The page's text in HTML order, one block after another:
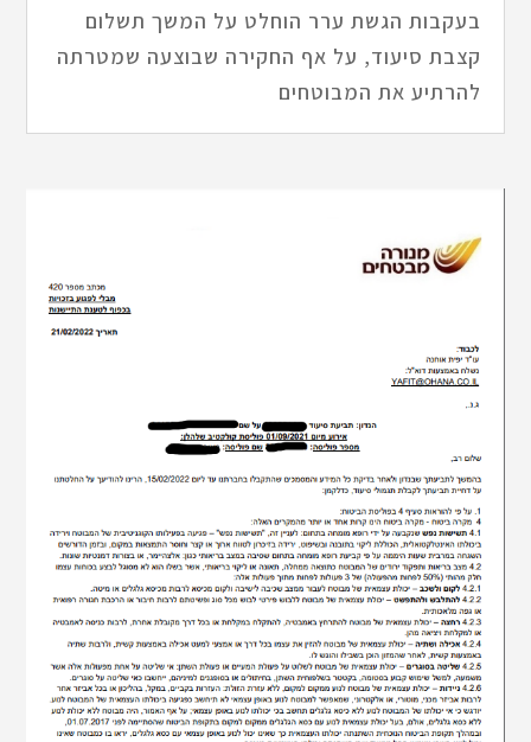
בעקבות הגשת ערר הוחלט על המשך תשלום
קצבת סיעוד, על אף החקירה שבוצעה שמטרתה
להרתיע את המבוטחים